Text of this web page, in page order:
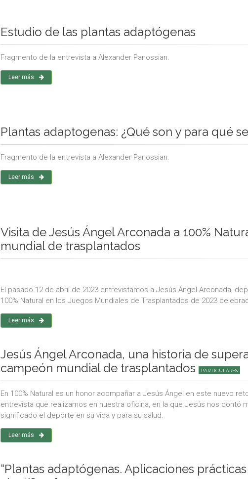
Estudio de las plantas adaptógenas
Fragmento de la entrevista a Alexander Panossian.
Leer más
Plantas adaptogenas: ¿Qué son y para qué
Fragmento de la entrevista a Alexander Panossian.
Leer más
Visita de Jesús Ángel Arconada a 100%
mundial de trasplantados
El pasado 12 de abril de 2023 entrevistamos a Jesús Ángel Arconada,
100% Natural en los Juegos Mundiales de Trasplantados de 2023
Leer más
Jesús Ángel Arconada, una historia de
campeón mundial de trasplantados
PARTICULARES
En 100% Natural es un honor acompañar a Jesús Ángel en este nuevo
entrevista que realizamos en nuestra oficina, en la que Jesús nos contó
significado el deporte en su vida y para su salud.
Leer más
“Plantas adaptógenas. Aplicaciones